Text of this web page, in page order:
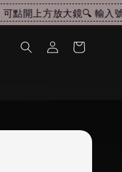
開上方放大鏡🔍 輸入號